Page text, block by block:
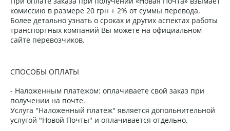
комиссию в размере 20 грн + 2% от суммы перевода.
Более детально узнать о сроках и других аспектах работы
транспортных компаний Вы можете на официальном
сайте перевозчиков.
СПОСОБЫ ОПЛАТЫ
- Наложенным платежом: оплачиваете свой заказ при
получении на почте.
Услуга "Наложенный платеж" является допольнительной
услугой "Новой Почты" и оплачивается отдельно.